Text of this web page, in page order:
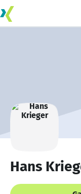
Hans